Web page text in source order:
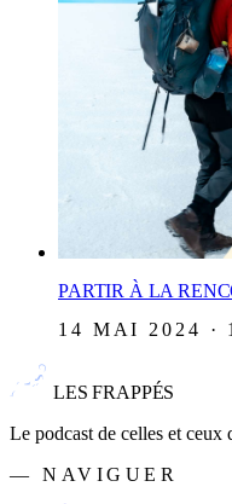
PARTIR À LA
14 MAI 2024 ·
LES FRAPPÉS
Le podcast de celles et ceux
— NAVIGUER